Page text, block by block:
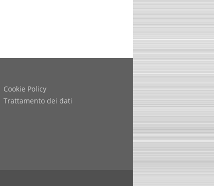
Cookie Policy
Trattamento dei dati